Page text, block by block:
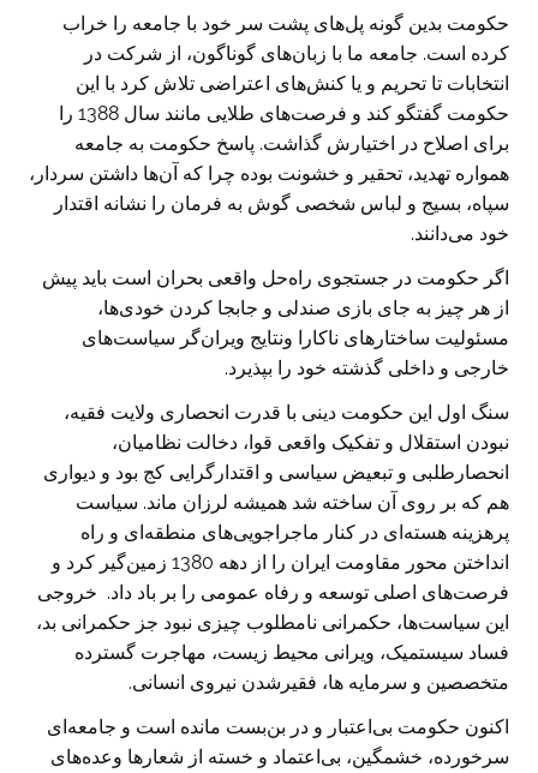
حکومت بدین گونه پل‌های پشت سر خود با جامعه را خراب
کرده است. جامعه ما با زبان‌های گوناگون، از شرکت در
انتخابات تا تحریم و یا کنش‌های اعتراضی تلاش کرد با این
حکومت گفتگو کند و فرصت‌های طلایی مانند سال 1388 را
برای اصلاح در اختیارش گذاشت. پاسخ حکومت به جامعه
همواره تهدید، تحقیر و خشونت بوده چرا که آن‌ها داشتن سردار،
سپاه، بسیج و لباس شخصی گوش به فرمان را نشانه اقتدار
خود می‌دانند.
اگر حکومت در جستجوی راه‌حل واقعی بحران است باید پیش
از هر چیز به جای بازی صندلی و جابجا کردن خودی‌ها،
مسئولیت ساختارهای ناکارا ونتایج ویران‌گر سیاست‌های
خارجی و داخلی گذشته خود را بپذیرد.
سنگ اول این حکومت دینی با قدرت انحصاری ولایت فقیه،
نبودن استقلال و تفکیک واقعی قوا، دخالت نظامیان،
انحصارطلبی و تبعیض سیاسی و اقتدارگرایی کج بود و دیواری
هم که بر روی آن ساخته شد همیشه لرزان ماند. سیاست
پرهزینه هسته‌ای در کنار ماجراجویی‌های منطقه‌ای و راه
انداختن محور مقاومت ایران را از دهه 1380 زمین‌گیر کرد و
فرصت‌های اصلی توسعه و رفاه عمومی را بر باد داد. خروجی
این سیاست‌ها، حکمرانی نامطلوب چیزی نبود جز حکمرانی بد،
فساد سیستمیک، ویرانی محیط زیست، مهاجرت گسترده
متخصصین و سرمایه ها، فقیر‌شدن نیروی انسانی.
اکنون حکومت بی‌اعتبار و در بن‌بست مانده است و جامعه‌ای
سرخورده، خشمگین، بی‌اعتماد و خسته از شعارها وعده‌های